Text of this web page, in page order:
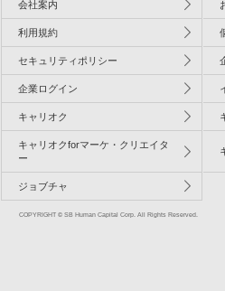
会社案内
利用規約
セキュリティポリシー
企業ログイン
キャリオク
キャリオクforマーケ・クリエイタ
ー
ジョブチャ
COPYRIGHT © SB Human Capital Corp. All Rights Reserved.